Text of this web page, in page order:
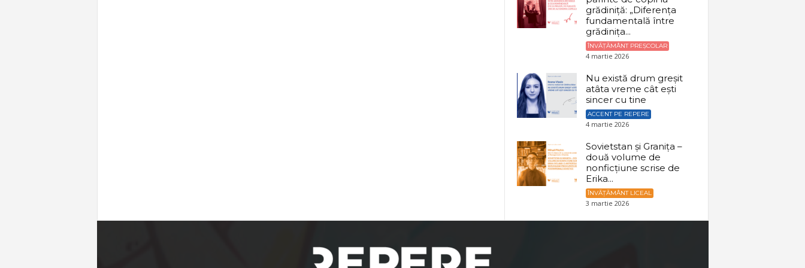
grădiniță: „Diferența
fundamentală între
grădinița...
ÎNVĂȚĂMÂNT PREȘCOLAR
4 martie 2026
Nu există drum greșit
atâta vreme cât ești
sincer cu tine
ACCENT PE REPERE
4 martie 2026
Sovietstan și Granița –
două volume de
nonficțiune scrise de
Erika...
ÎNVĂȚĂMÂNT LICEAL
3 martie 2026